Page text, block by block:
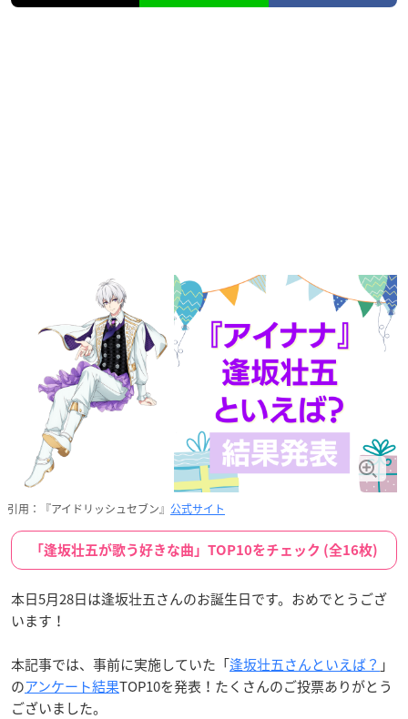
引用：『アイドリッシュセブン』 公式サイト
「逢坂壮五が歌う好きな曲」TOP10をチェック (全16枚)
本日5月28日は逢坂壮五さんのお誕生日です。おめでとうござ
います！
本記事では、事前に実施していた「逢坂壮五さんといえば？ 」
のアンケート結果TOP10を発表！たくさんのご投票ありがとう
ございました。